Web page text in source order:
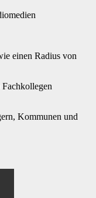
einen Radius von
Kommunen und